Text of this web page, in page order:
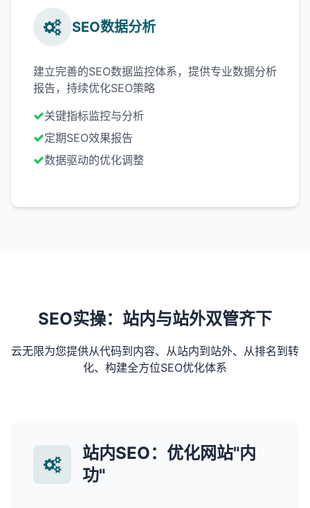
SEO数据分析
建立完善的SEO数据监控体系，提供专业数据分析
报告，持续优化SEO策略
关键指标监控与分析
定期SEO效果报告
数据驱动的优化调整
SEO实操：站内与站外双管齐下
云无限为您提供从代码到内容、从站内到站外、从排名到转
化、构建全方位SEO优化体系
站内SEO：优化网站"内
功"